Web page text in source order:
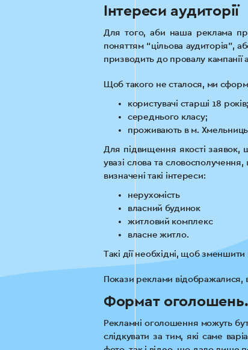
Інтереси аудиторії
Для того, аби наша реклама
поняттям “цільова аудиторія”,
призводить до провалу
Щоб такого не сталося, ми
користувачі старші 18 років;
середнього класу;
проживають в м.
Для підвищення якості заявок,
увазі слова та
визначені такі інтереси:
нерухомість
власний будинок
житловий комплекс
власне житло.
Такі дії необхідні, щоб зменшити
Покази реклами відображалися,
Формат оголошень.
Рекламні оголошення можуть
слідкувати за тим, які саме